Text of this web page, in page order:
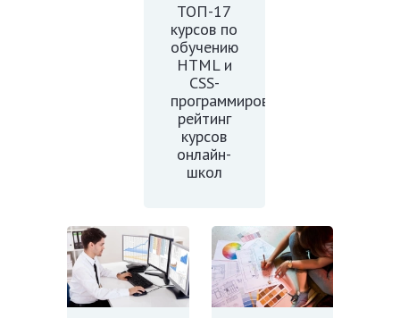
ТОП-17
курсов по
обучению
HTML и
CSS-
программированию:
рейтинг
курсов
онлайн-
школ